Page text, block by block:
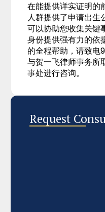
在能提供详实证明的
人群提供了申请出生
可以协助您收集关键
身份提供强有力的依
的全程帮助，请致
与贺一飞律师事务所
事处进行咨询。
Request